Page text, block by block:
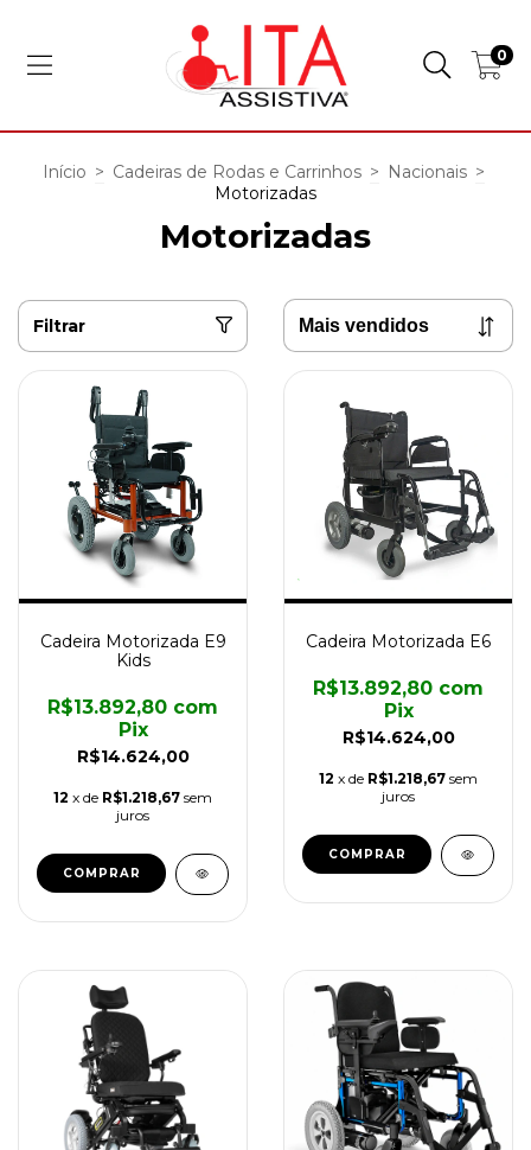
0
Início > Cadeiras de Rodas e Carrinhos > Nacionais >
Motorizadas
Motorizadas
Filtrar
Cadeira Motorizada E9
Kids
R$14.624,00
R$13.892,80 com
Pix
12 x de R$1.218,67 sem
juros
COMPRAR
Cadeira Motorizada E6
R$14.624,00
R$13.892,80 com
Pix
12 x de R$1.218,67 sem
juros
COMPRAR